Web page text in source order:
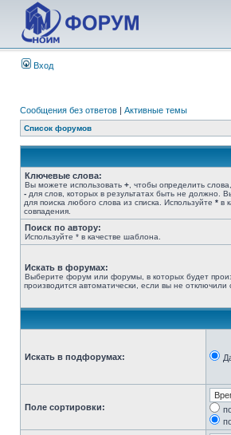
Вход
Сообщения без ответов | Активные темы
Список форумов
Ключевые слова:
Вы можете использовать + , чтобы определить
- для слов, которых в результатах быть не должно.
для поиска любого слова из списка. Используйте * в
совпадения.
Поиск по автору:
Используйте * в качестве шаблона.
Искать в форумах:
Выберите форум или форумы, в которых будет
производится автоматически, если вы не
Искать в подфорумах:
Поле сортировки: